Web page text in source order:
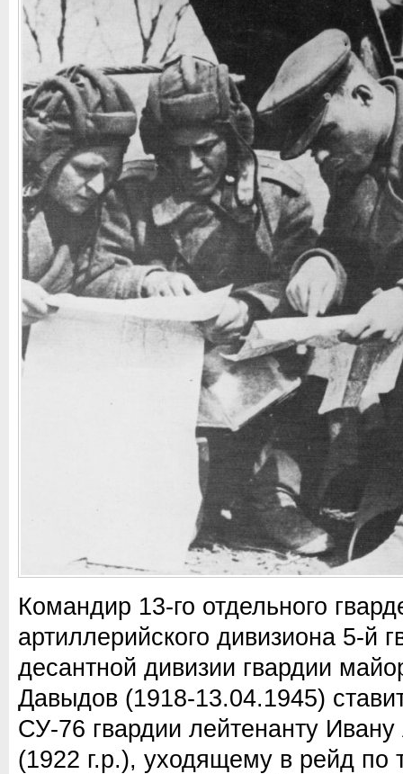
Командир 13-го отдельного
артиллерийского дивизиона 5-й
десантной дивизии гвардии
Давыдов (1918-13.04.1945)
СУ-76 гвардии лейтенанту
(1922 г.р.), уходящему в рейд по